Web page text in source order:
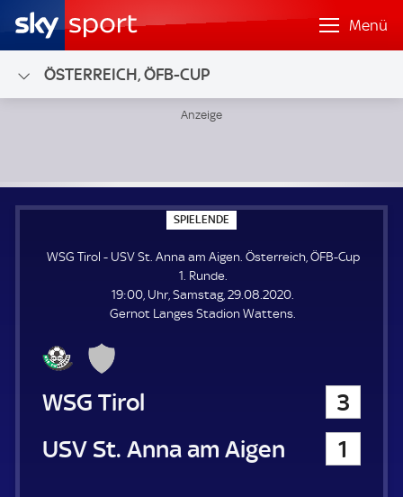
Menü
ÖSTERREICH, ÖFB-CUP
SPIELENDE
P
E
N
E
WSG Tirol - USV St. Anna am Aigen. Österreich, ÖFB-Cup
1. Runde.
19:00, Uhr, Samstag, 29.08.2020.
Gernot Langes Stadion Wattens.
WSG Tirol
3
USV St. Anna am Aigen
1